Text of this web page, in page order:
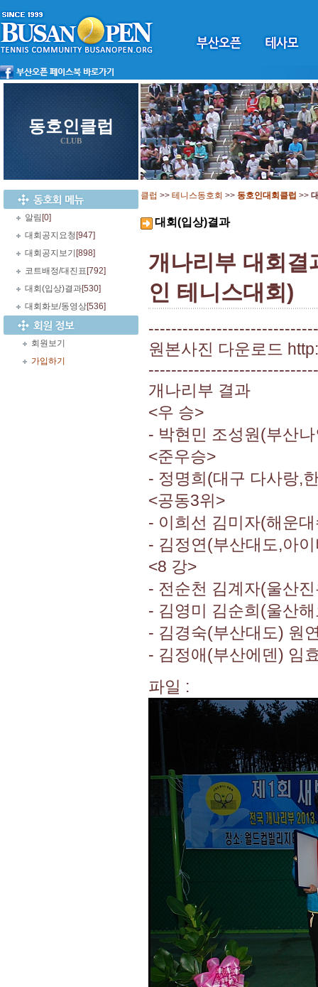
동호인클럽
CLUB
알림 [0]
대회공지요청 [947]
대회공지보기 [898]
코트배정/대진표 [792]
대회(입상)결과[530]
대회화보/동영상[536]
회원보기
가입하기
클럽 >> 테니스동호회 >> 동호인대회클럽 >>
대회(입상)결과
개나리부 대회결
인 테니스대회)
원본사진 다운로드
개나리부 결과
<우 승>
- 박현민 조성원(부산
<준우승>
- 정명희(대구 다사랑,
<공동3위>
- 이희선 김미자(해운
- 김정연(부산대도,아
<8 강>
- 전순천 김계자(울산
- 김영미 김순희(울산
- 김경숙(부산대도) 원
- 김정애(부산에덴) 임
파일 :